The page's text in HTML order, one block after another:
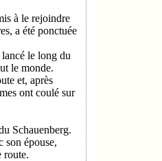
à le rejoindre
a été ponctuée
le long du
le monde.
et, après
ont coulé sur
Schauenberg.
son épouse,
route.